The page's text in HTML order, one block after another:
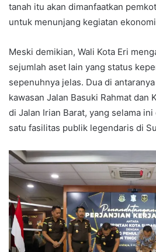
tanah itu akan dimanfaatkan
untuk menunjang kegiatan
Meski demikian, Wali Kota Eri
sejumlah aset lain yang status
sepenuhnya jelas. Dua di
kawasan Jalan Basuki Rahmat dan
di Jalan Irian Barat, yang selama
satu fasilitas publik legendaris di